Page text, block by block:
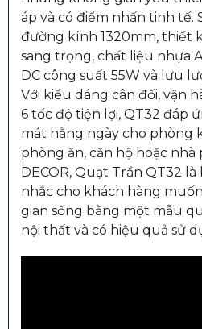
áp và có điểm nhấn tinh tế.
đường kính 1320mm, thiết
sang trọng, chất liệu nhựa
DC công suất 55W và lưu
Với kiểu dáng cân đối, vận
6 tốc độ tiện lợi, QT32 đáp
mát hằng ngày cho phòng
phòng ăn, căn hộ hoặc nhà
DECOR, Quạt Trần QT32
nhắc cho khách hàng
gian sống bằng một mẫu
nội thất và có hiệu quả sử